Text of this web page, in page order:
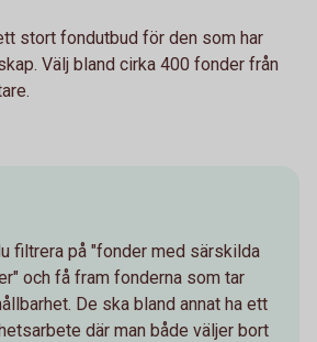
stort fondutbud för den som har
Välj bland cirka 400 fonder från
filtrera på "fonder med särskilda
och få fram fonderna som tar
De ska bland annat ha ett
där man både väljer bort